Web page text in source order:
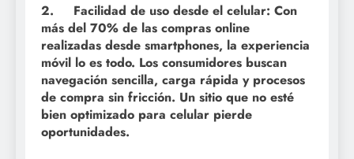
2. Facilidad de uso desde el celular: Con
más del 70% de las compras online
realizadas desde smartphones, la experiencia
móvil lo es todo. Los consumidores buscan
navegación sencilla, carga rápida y procesos
de compra sin fricción. Un sitio que no esté
bien optimizado para celular pierde
oportunidades.